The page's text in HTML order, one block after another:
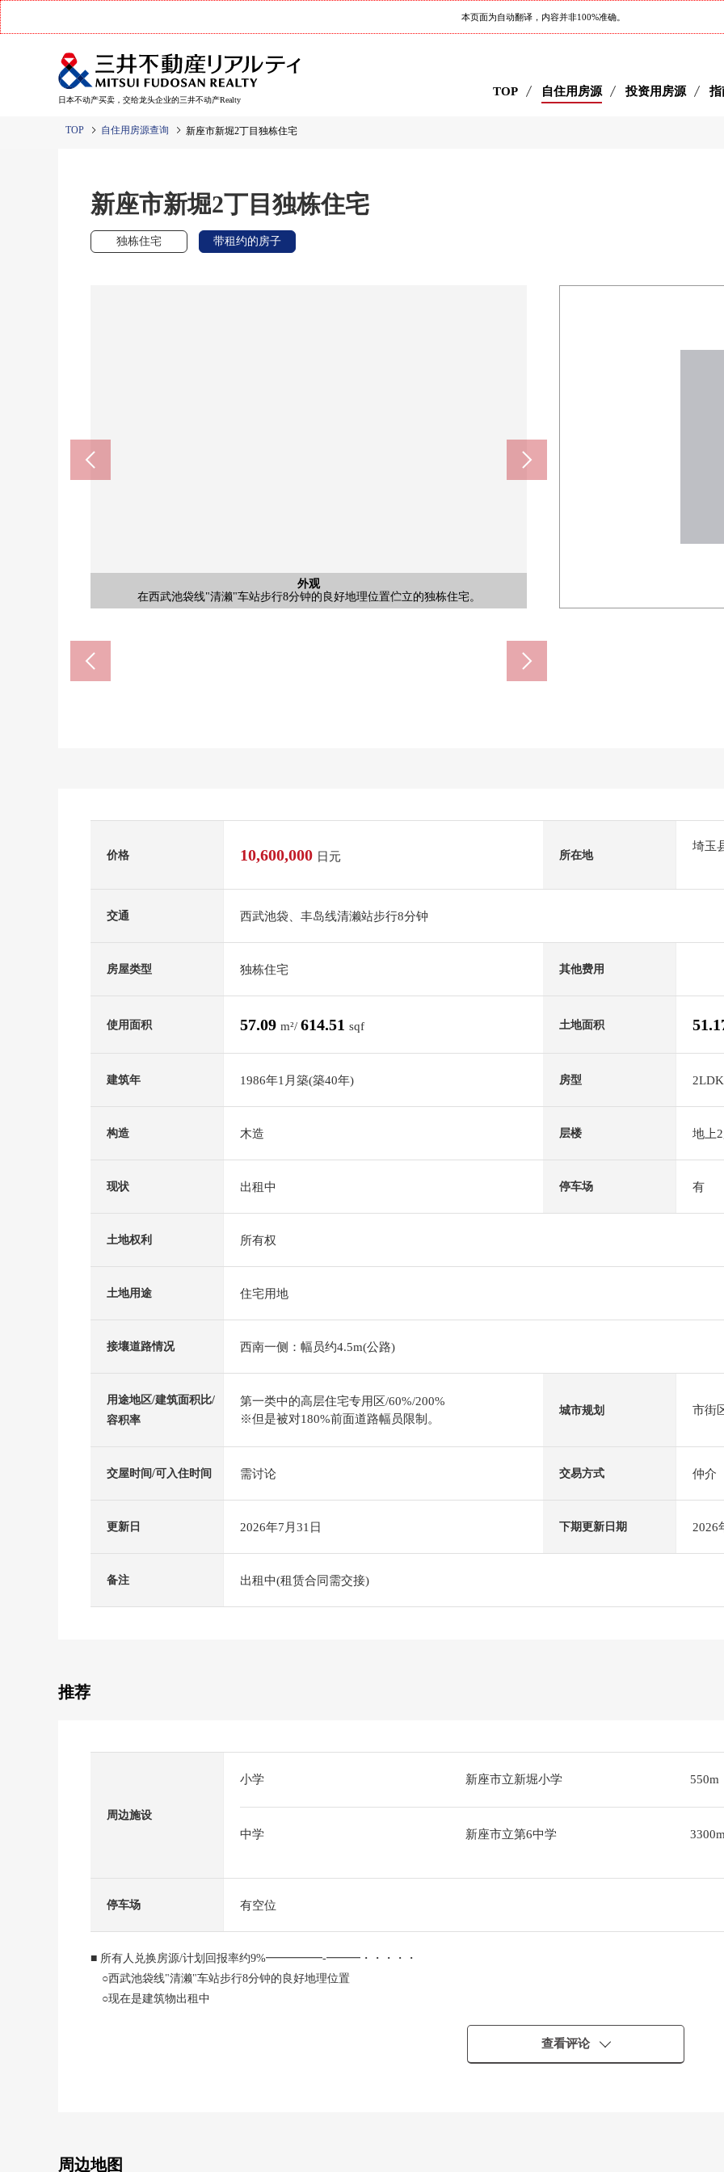
本页面为自动翻译，内容并非100%准确。
日本不动产买卖，交给龙头企业的三井不动产Realty
TOP 自住用房源 投资用房源 指
TOP 自住用房源查询 新座市新堀2丁目独栋住宅
新座市新堀2丁目独栋住宅
独栋住宅 带租约的房子
外观
在西武池袋线"清濑"车站步行8分钟的良好地理位置伫立的独栋住宅。
带租约的房子房源：是计划回报率约9%。※计划回报率是为对销售价格的年的计划租金
收入(包括公益金等在内)的比例保持公共税费其他相关房产需要的费用的扣除前的数
据。另外，賃…
外观
关于南西，阳光良好♪
外观
能停1台(出自车型的)
外观
超市有3店铺，在步行10分钟的范围以内是生活便利性良好度。
supaozamu新堀商店(约450m)
sakagami清濑商店(约750m)
西友清濑商店(约650m)
新座市立新堀小学(约550m)
新座市立第6中学(约3300m)
价格 10,600,000 日元 所在地
埼玉
交通 西武池袋、丰岛线清濑站步行8分钟
房屋类型 独栋住宅 其他费用
使用面积 57.09 m²/ 614.51 sqf 土地面积
建筑年 1986年1月築(築40年) 房型 2LDK
构造 木造 层楼 地上
现状 出租中 停车场 有
土地权利 所有权
土地用途 住宅用地
接壤道路情况 西南一侧：幅员约4.5m(公路)
用途地区/建筑面积比/
容积率
第一类中的高层住宅专用区/60%/200%
※但是被对180%前面道路幅员限制。
城市规划 市街
交屋时间/可入住时间 需讨论 交易方式 仲介
更新日 2026年7月31日 下期更新日期 2026
备注 出租中(租赁合同需交接)
推荐
周边施设
小学 新座市立新堀小学 550m
中学 新座市立第6中学 3300m
停车场 有空位
■ 所有人兑换房源/计划回报率约9%━━━━━-━━━・・・・・
○西武池袋线"清濑"车站步行8分钟的良好地理位置
○现在是建筑物出租中
查看评论
周边地图